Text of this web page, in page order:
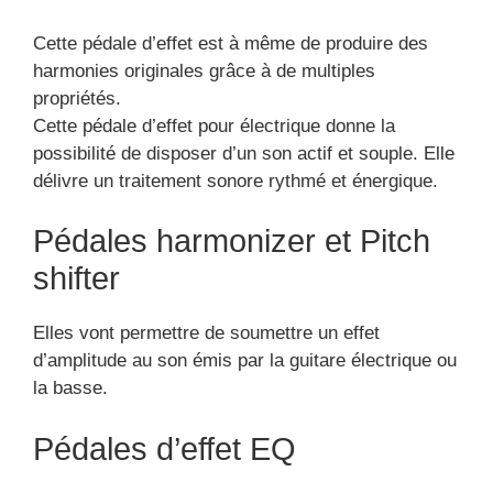
Cette pédale d’effet est à même de produire des
harmonies originales grâce à de multiples
propriétés.
Cette pédale d’effet pour électrique donne la
possibilité de disposer d’un son actif et souple. Elle
délivre un traitement sonore rythmé et énergique.
Pédales harmonizer et Pitch
shifter
Elles vont permettre de soumettre un effet
d’amplitude au son émis par la guitare électrique ou
la basse.
Pédales d’effet EQ